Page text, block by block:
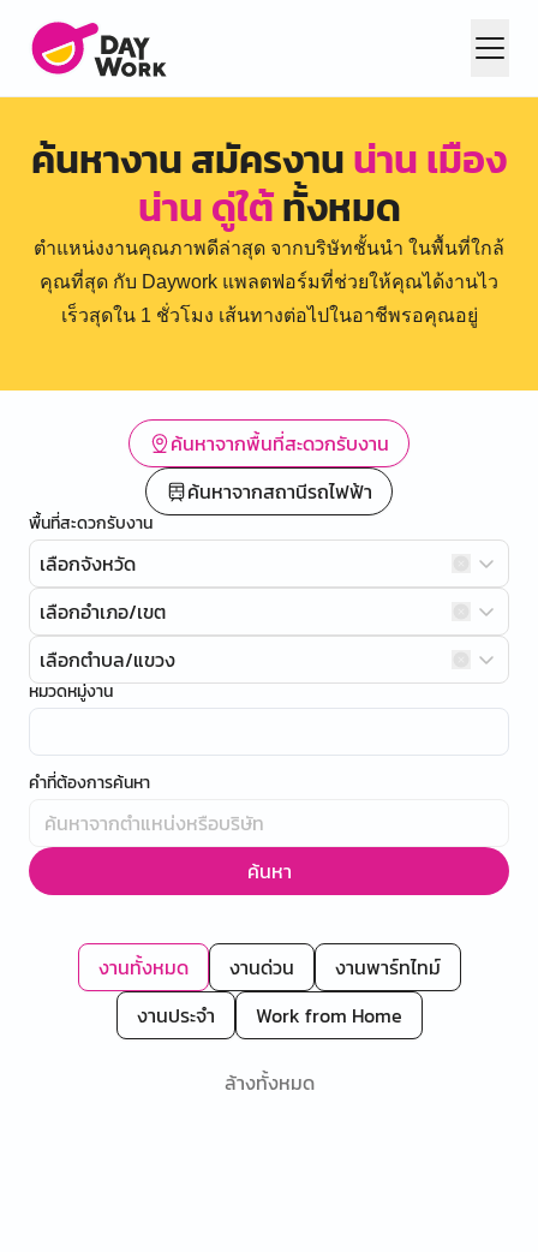
ค้นหางาน สมัครงานน่าน เมือง
น่าน ดู่ใต้ทั้งหมด
ตำแหน่งงานคุณภาพดีล่าสุด จากบริษัทชั้นนำ ในพื้นที่ใกล้
คุณที่สุด กับ Daywork แพลตฟอร์มที่ช่วยให้คุณได้งานไว
เร็วสุดใน 1 ชั่วโมง เส้นทางต่อไปในอาชีพรอคุณอยู่
ค้นหาจากพื้นที่สะดวกรับงาน
ค้นหาจากสถานีรถไฟฟ้า
พื้นที่สะดวกรับงาน
เลือกจังหวัด
เลือกอำเภอ/เขต
เลือกตำบล/แขวง
หมวดหมู่งาน
คำที่ต้องการค้นหา
ค้นหา
งานทั้งหมด งานด่วน
งานพาร์ทไทม์
งานประจำ
Work from Home
ล้างทั้งหมด